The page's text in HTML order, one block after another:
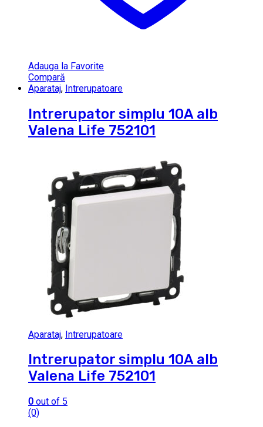
Adauga la Favorite
Compară
Aparataj, Intrerupatoare
Intrerupator simplu 10A alb
Valena Life 752101
Aparataj, Intrerupatoare
Intrerupator simplu 10A alb
Valena Life 752101
0 out of 5
(0)